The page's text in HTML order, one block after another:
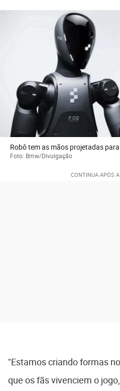
Robô tem as mãos projetadas
Foto: Bmw/Divulgação
"Estamos criando formas
que os fãs vivenciem o